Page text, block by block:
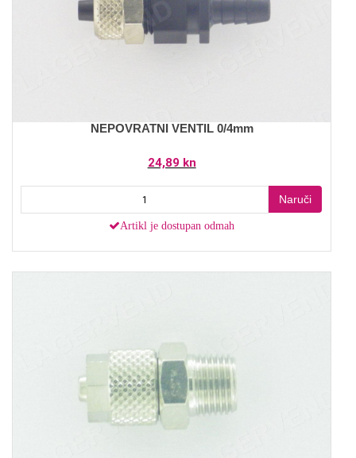
NEPOVRATNI VENTIL 0/4mm
24,89 kn
Naruči
Artikl je dostupan odmah